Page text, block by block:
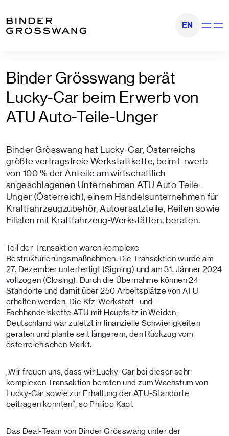
EN
Binder Grösswang berät
Lucky-Car beim Erwerb von
ATU Auto-Teile-Unger
Binder Grösswang hat Lucky-Car, Österreichs
größte vertragsfreie Werkstattkette, beim Erwerb
von 100 % der Anteile am wirtschaftlich
angeschlagenen Unternehmen ATU Auto-Teile-
Unger (Österreich), einem Handelsunternehmen für
Kraftfahrzeugzubehör, Autoersatzteile, Reifen sowie
Filialen mit Kraftfahrzeug-Werkstätten, beraten.
Teil der Transaktion waren komplexe
Restrukturierungsmaßnahmen. Die Transaktion wurde am
27. Dezember unterfertigt (Signing) und am 31. Jänner 2024
vollzogen (Closing). Durch die Übernahme können 24
Standorte und damit über 250 Arbeitsplätze von ATU
erhalten werden. Die Kfz-Werkstatt- und -
Fachhandelskette ATU mit Hauptsitz in Weiden,
Deutschland war zuletzt in finanzielle Schwierigkeiten
geraten und plante seit längerem, den Rückzug vom
österreichischen Markt.
„Wir freuen uns, dass wir Lucky-Car bei dieser sehr
komplexen Transaktion beraten und zum Wachstum von
Lucky-Car sowie zur Erhaltung der ATU-Standorte
beitragen konnten“, so Philipp Kapl.
Das Deal-Team von Binder Grösswang unter der